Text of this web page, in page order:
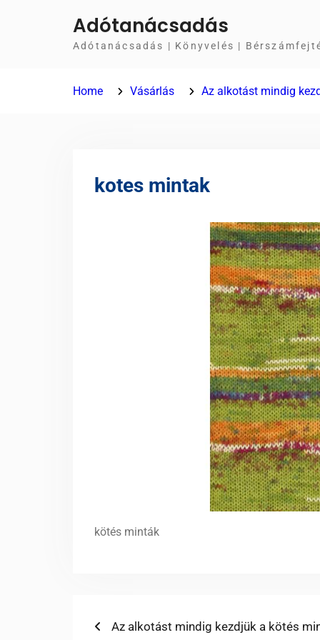
Adótanácsadás
Adótanácsadás | Könyvelés |
Home Vásárlás Az alkotást mindig
kotes mintak
kötés minták
Bejegyzés
Previous
Az alkotást mindig kezdjük a kötés